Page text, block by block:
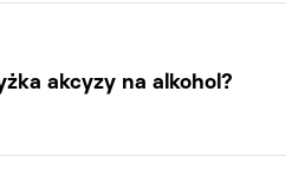
akcyzy na alkohol?